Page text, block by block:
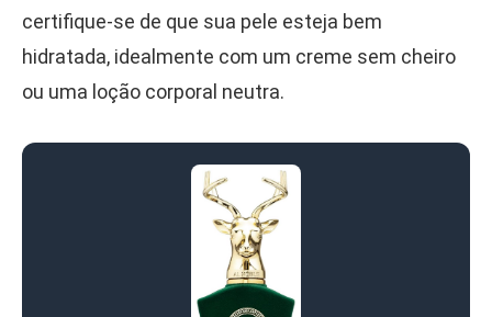
certifique-se de que sua pele esteja bem
hidratada, idealmente com um creme sem cheiro
ou uma loção corporal neutra.